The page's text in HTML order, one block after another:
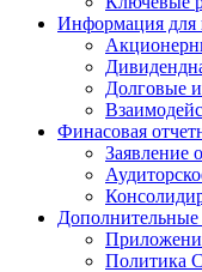
Информация для
Долговые
Финасовая
Заявление
Дополнительные
Политика